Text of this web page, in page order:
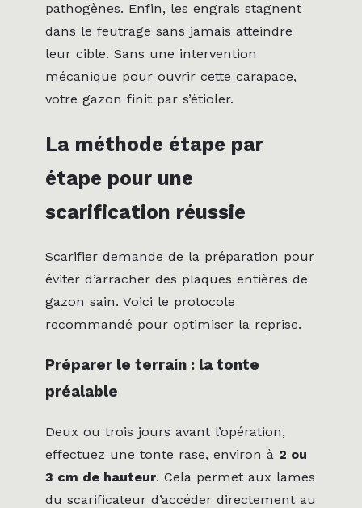
pathogènes. Enfin, les engrais stagnent
dans le feutrage sans jamais atteindre
leur cible. Sans une intervention
mécanique pour ouvrir cette carapace,
votre gazon finit par s’étioler.
La méthode étape par
étape pour une
scarification réussie
Scarifier demande de la préparation pour
éviter d’arracher des plaques entières de
gazon sain. Voici le protocole
recommandé pour optimiser la reprise.
Préparer le terrain : la tonte
préalable
Deux ou trois jours avant l’opération,
effectuez une tonte rase, environ à 2 ou
3 cm de hauteur. Cela permet aux lames
du scarificateur d’accéder directement au